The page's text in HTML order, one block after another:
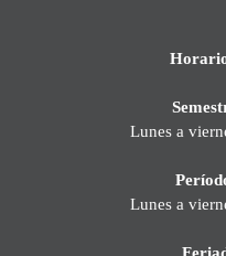
Lunes a
Lunes a